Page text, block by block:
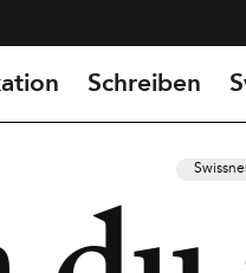
Schreiben